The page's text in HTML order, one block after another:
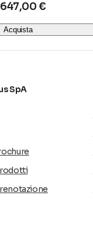
€
Acquista
SpA